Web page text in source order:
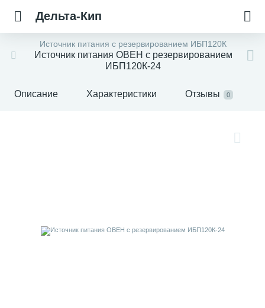
Дельта-Кип
Источник питания с резервированием ИБП120К
Источник питания ОВЕН с резервированием
ИБП120К-24
Описание Характеристики Отзывы 0